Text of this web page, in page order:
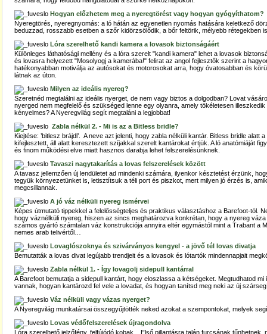
Hogyan előzhetem meg a nyeregtörést vagy hogyan gyógyíthatom?
Nyeregtörés, nyeregnyomás: a ló hátán az egyenetlen nyomás hatására keletkező
beduzzad, rosszabb esetben a szőr kidörzsölődik, a bőr feltörik, mélyebb rétegekben
Lóra szerelhető kandi kamera a lovasok biztonságáért
Különleges láthatósági mellény és a lóra szerelt "kandi kamera" lehet a lovasok
és lovasra helyezett "Mosolyogj a kamerába!" felirat az angol fejlesztők szerint a
hatékonyabban motiválja az autósokat és motorosokat arra, hogy óvatosabban és
látnak az úton.
Milyen az ideális nyereg?
Szeretnéd megtalálni az ideális nyerget, de nem vagy biztos a dolgodban? Lovat
nyerged nem megfelelő és szükséged lenne egy olyanra, amely tökéletesen
kényelmes? A Nyeregvilág segít megtaláni a legjobbat!
Zabla nélkül 2. - Mi is az a Bitless bridle?
Kiejtése: ’bitlesz brájdl’. A neve azt jelenti, hogy zabla nélküli kantár. Bitless bridle alatt
kifejlesztett, áll alatt keresztezett szíjakkal szerelt kantárokat értjük. A ló anatómiáját
és finom működési elve miatt hasznos darabja lehet felszerelésünknek.
Tavaszi nagytakarítás a lovas felszerelések között
A tavasz jellemzően új lendületet ad mindenki számára, ilyenkor késztetést érzünk,
tegyük környezetünket is, letisztítsuk a téli port és piszkot, mert milyen jó érzés is,
megcsillannak.
A jó váz nélküli nyereg ismérvei
Képes útmutató tippekkel a felelősségteljes és praktikus választáshoz a Barefoot-tól.
hogy váznélküli nyereg, hiszen az sincs meghatározva konkrétan, hogy a nyereg váza
számos gyártó számtalan váz konstrukciója annyira eltér egymástól mint a Trabant a
nemes arab telivértől…
Lovaglószoknya és szivárványos kengyel - a jövő tél lovas divatja
Bemutatták a lovas divat legújabb trendjeit és a lovasok és lótartók mindennapjait
Zabla nélkül 1. - Így lovagolj sidepull kantárral
A Barefoot bemutatja a sidepull kantárt, hogy eloszlassa a kétségeket. Megtudhatod
vannak, hogyan kantározd fel vele a lovadat, és hogyan tanítsd meg neki az új
Váz nélküli vagy vázas nyerget?
A Nyeregvilág munkatársai összegyűjtötték neked azokat a szempontokat, melyek
Lovas védőfelszerelések újragondolva
Lóra szerelhető jelzőfény, felfújódó kobak... Első pillantásra talán furcsának tűnhetnek,